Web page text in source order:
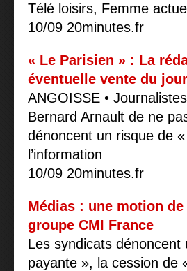
Télé loisirs, Femme
10/09 20minutes.fr
« Le Parisien » : La
éventuelle vente du
ANGOISSE •
Bernard Arnault de ne
dénoncent un risque de
l’information
10/09 20minutes.fr
Médias : une motion
groupe CMI France
Les syndicats
payante », la cession de